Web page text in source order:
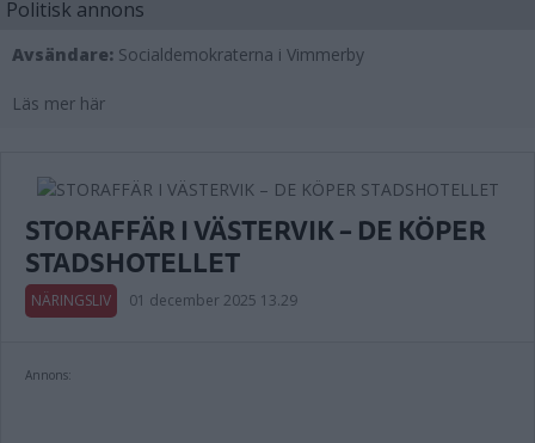
Politisk annons
Avsändare: Socialdemokraterna i Vimmerby
Läs mer här
STORAFFÄR I VÄSTERVIK – DE KÖPER
STADSHOTELLET
NÄRINGSLIV 01 december 2025 13.29
Annons: